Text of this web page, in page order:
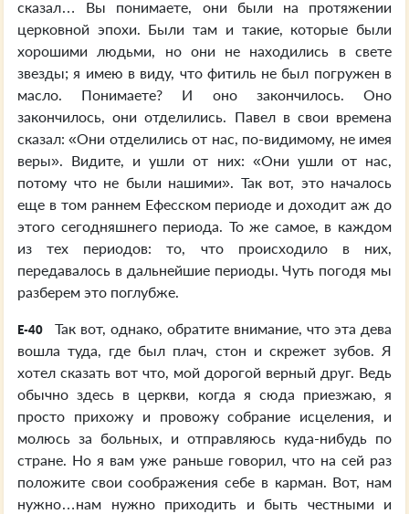
сказал… Вы понимаете, они были на протяжении
церковной эпохи. Были там и такие, которые были
хорошими людьми, но они не находились в свете
звезды; я имею в виду, что фитиль не был погружен в
масло. Понимаете? И оно закончилось. Оно
закончилось, они отделились. Павел в свои времена
сказал: «Они отделились от нас, по-видимому, не имея
веры». Видите, и ушли от них: «Они ушли от нас,
потому что не были нашими». Так вот, это началось
еще в том раннем Ефесском периоде и доходит аж до
этого сегодняшнего периода. То же самое, в каждом
из тех периодов: то, что происходило в них,
передавалось в дальнейшие периоды. Чуть погодя мы
разберем это поглубже.
E-40
Так вот, однако, обратите внимание, что эта дева
вошла туда, где был плач, стон и скрежет зубов. Я
хотел сказать вот что, мой дорогой верный друг. Ведь
обычно здесь в церкви, когда я сюда приезжаю, я
просто прихожу и провожу собрание исцеления, и
молюсь за больных, и отправляюсь куда-нибудь по
стране. Но я вам уже раньше говорил, что на сей раз
положите свои соображения себе в карман. Вот, нам
нужно…нам нужно приходить и быть честными и